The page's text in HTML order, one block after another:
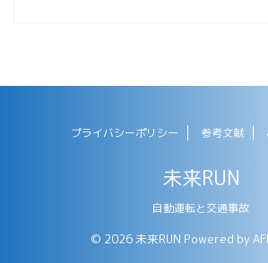
プライバシーポリシー 参考文献
未来RUN
自動運転と交通事故
© 2026 未来RUN Powered by